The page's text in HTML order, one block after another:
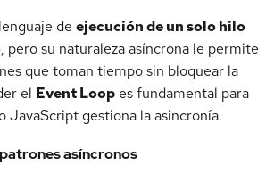
de ejecución de un solo hilo
pero su naturaleza asíncrona le permite
que toman tiempo sin bloquear la
el Event Loop es fundamental para
JavaScript gestiona la asincronía.
asíncronos